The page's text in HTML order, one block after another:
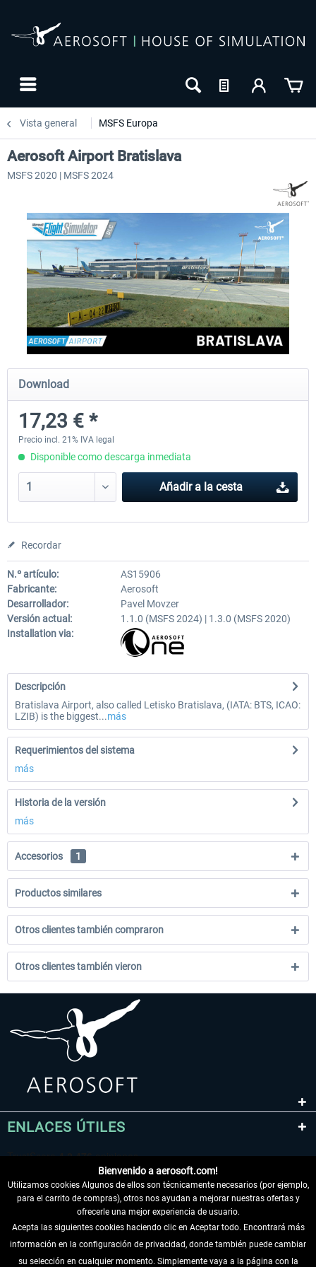
Vista general MSFS Europa
Aerosoft Mega Airport Brussels
25,37 € *
Aerosoft Airport Cologne/
Aerosoft Airport Bratislava
MSFS 2020 | MSFS 2024
Download
17,23 € *
Precio incl. 21% IVA legal
Disponible como descarga inmediata
Añadir a la cesta
Recordar
N.º artículo:
AS15906
Fabricante:
Aerosoft
Desarrollador:
Pavel Movzer
Versión actual:
1.1.0 (MSFS 2024) | 1.3.0 (MSFS 2020)
Installation via:
Descripción
Bratislava Airport, also called Letisko Bratislava, (IATA: BTS, ICAO:
LZIB) is the biggest...más
Requerimientos del sistema
más
Historia de la versión
más
Accesorios 1
Productos similares
Otros clientes también compraron
Otros clientes también vieron
ENLACES ÚTILES
DESISTIR DEL CONTRATO
Bienvenido a aerosoft.com!
Utilizamos cookies Algunos de ellos son técnicamente necesarios (por ejemplo,
para el carrito de compras), otros nos ayudan a mejorar nuestras ofertas y
ofrecerle una mejor experiencia de usuario.
Acepta las siguientes cookies haciendo clic en Aceptar todo. Encontrará más
información en la configuración de privacidad, donde también puede cambiar
su selección en cualquier momento. Simplemente vaya a la página con la